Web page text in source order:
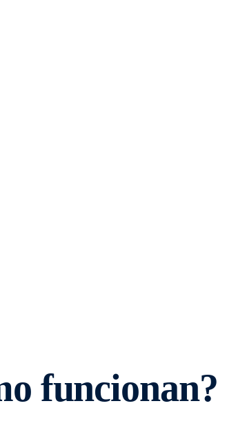
funcionan?